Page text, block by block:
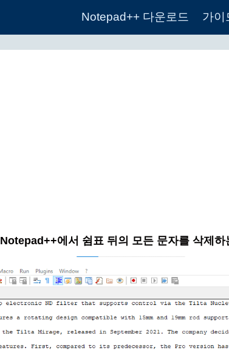
Notepad++ 다운로드 가이
Notepad++에서 쉼표 뒤의 모든 문자를 삭제하